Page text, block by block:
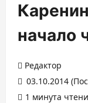
начало
Редактор
03.10.2014
1 минута